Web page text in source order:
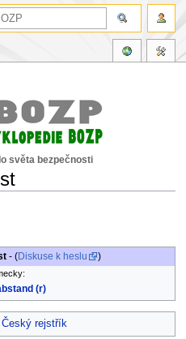
světa bezpečnosti
- (Diskuse k heslu )
(r)
Český rejstřík